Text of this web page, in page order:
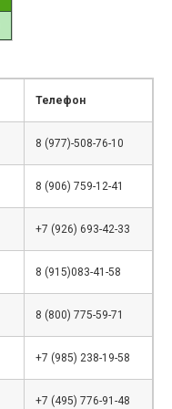
Телефон
8 (977)-508-76-10
8 (906) 759-12-41
+7 (926) 693-42-33
8 (915)083-41-58
8 (800) 775-59-71
+7 (985) 238-19-58
+7 (495) 776-91-48